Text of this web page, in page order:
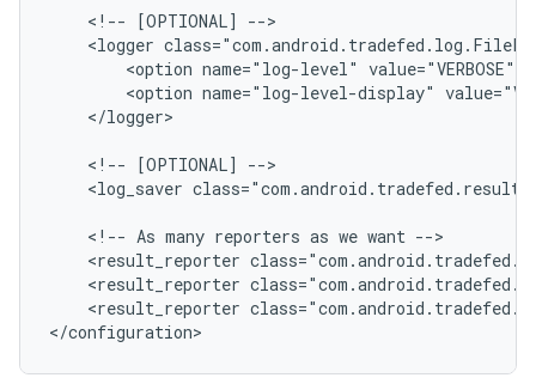
<!-- [OPTIONAL]
<logger
<option name="log-level" value="VERBOSE"
<option name="log-level-display"
</logger>
<!-- [OPTIONAL]
<log_saver
<!-- As many reporters as we want
<result_reporter
<result_reporter
<result_reporter